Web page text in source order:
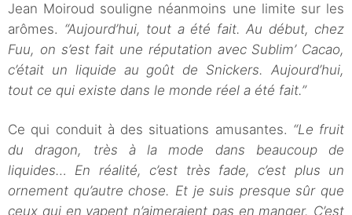
Jean Moiroud souligne néanmoins une limite sur les
arômes. “Aujourd’hui, tout a été fait. Au début, chez
Fuu, on s’est fait une réputation avec Sublim’ Cacao,
c’était un liquide au goût de Snickers. Aujourd’hui,
tout ce qui existe dans le monde réel a été fait.”
Ce qui conduit à des situations amusantes. “Le fruit
du dragon, très à la mode dans beaucoup de
liquides… En réalité, c’est très fade, c’est plus un
ornement qu’autre chose. Et je suis presque sûr que
ceux qui en vapent n’aimeraient pas en manger. C’est